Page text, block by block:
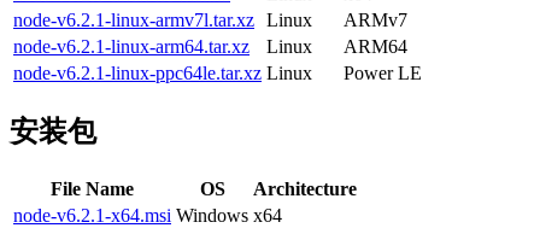
node-v6.2.1-linux-armv7l.tar.xz Linux
ARMv7
node-v6.2.1-linux-arm64.tar.xz
Linux
ARM64
node-v6.2.1-linux-ppc64le.tar.xz Linux Power LE
安装包
File Name OS
Architecture
node-v6.2.1-x64.msi Windows x64